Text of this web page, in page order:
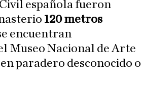
española fueron
120 metros
encuentran
Museo Nacional de Arte
paradero desconocido o